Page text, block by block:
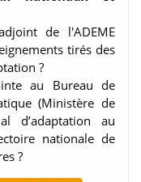
de l'ADEME
tirés des
?
au Bureau de
(Ministère de
d’adaptation au
nationale de
?